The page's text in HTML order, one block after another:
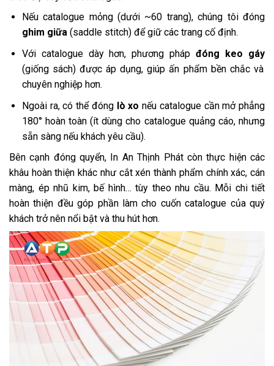
Nếu catalogue mỏng (dưới ~60 trang), chúng tôi đóng
ghim giữa(saddle stitch) để giữ các trang cố định.
Với catalogue dày hơn, phương phápđóng keo gáy
(giống sách) được áp dụng, giúp ấn phẩm bền chắc và
chuyên nghiệp hơn.
Ngoài ra, có thể đóng lò xo nếu catalogue cần mở phẳng
180° hoàn toàn (ít dùng cho catalogue quảng cáo, nhưng
sẵn sàng nếu khách yêu cầu).
Bên cạnh đóng quyển, In An Thịnh Phát còn thực hiện các
khâu hoàn thiện khác như cắt xén thành phẩm chính xác, cán
màng, ép nhũ kim, bế hình… tùy theo nhu cầu. Mỗi chi tiết
hoàn thiện đều góp phần làm cho cuốn catalogue của quý
khách trở nên nổi bật và thu hút hơn.